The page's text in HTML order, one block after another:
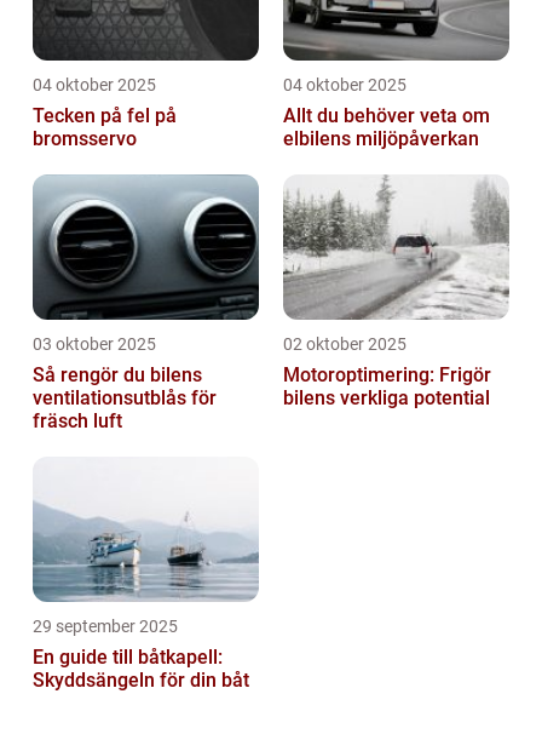
04 oktober 2025
Tecken på fel på
bromsservo
04 oktober 2025
Allt du behöver veta om
elbilens miljöpåverkan
03 oktober 2025
Så rengör du bilens
ventilationsutblås för
fräsch luft
02 oktober 2025
Motoroptimering: Frigör
bilens verkliga potential
29 september 2025
En guide till båtkapell:
Skyddsängeln för din båt